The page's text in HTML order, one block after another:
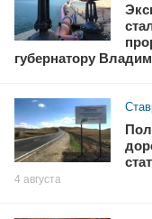
губернатору
4 августа